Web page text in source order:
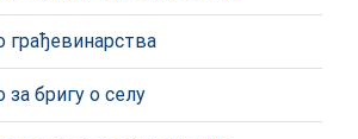
грађевинарства
бригу о селу